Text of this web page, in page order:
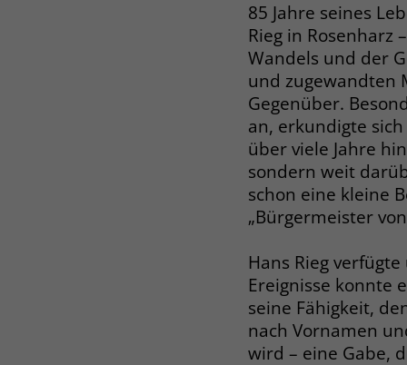
85 Jahre seines
Rieg in Rosenharz
Wandels und der
und zugewandten
Gegenüber.
an, erkundigte
über viele Jahre
sondern weit
schon eine kleine
„Bürgermeister
Hans Rieg
Ereignisse konnte
seine Fähigkeit,
nach Vornamen
wird – eine Gabe,